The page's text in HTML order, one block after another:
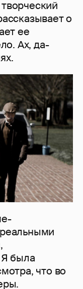
о
ее
Ах, да-
Я была
что во